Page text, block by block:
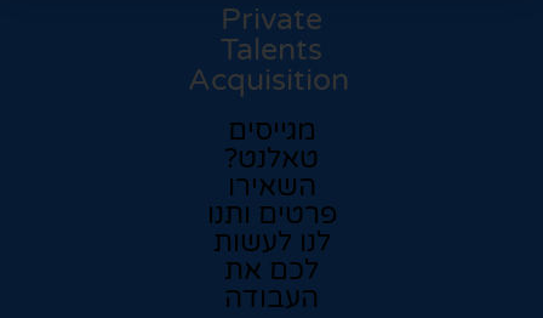
Private
Talents
Acquisition
מגייסים
טאלנט?
השאירו
פרטים ותנו
לנו לעשות
לכם את
העבודה